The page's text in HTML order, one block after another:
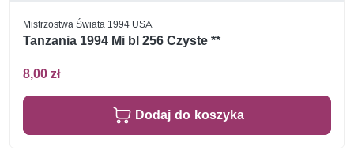
Mistrzostwa Świata 1994 USA
Tanzania 1994 Mi bl 256 Czyste **
8,00 zł
Dodaj do koszyka